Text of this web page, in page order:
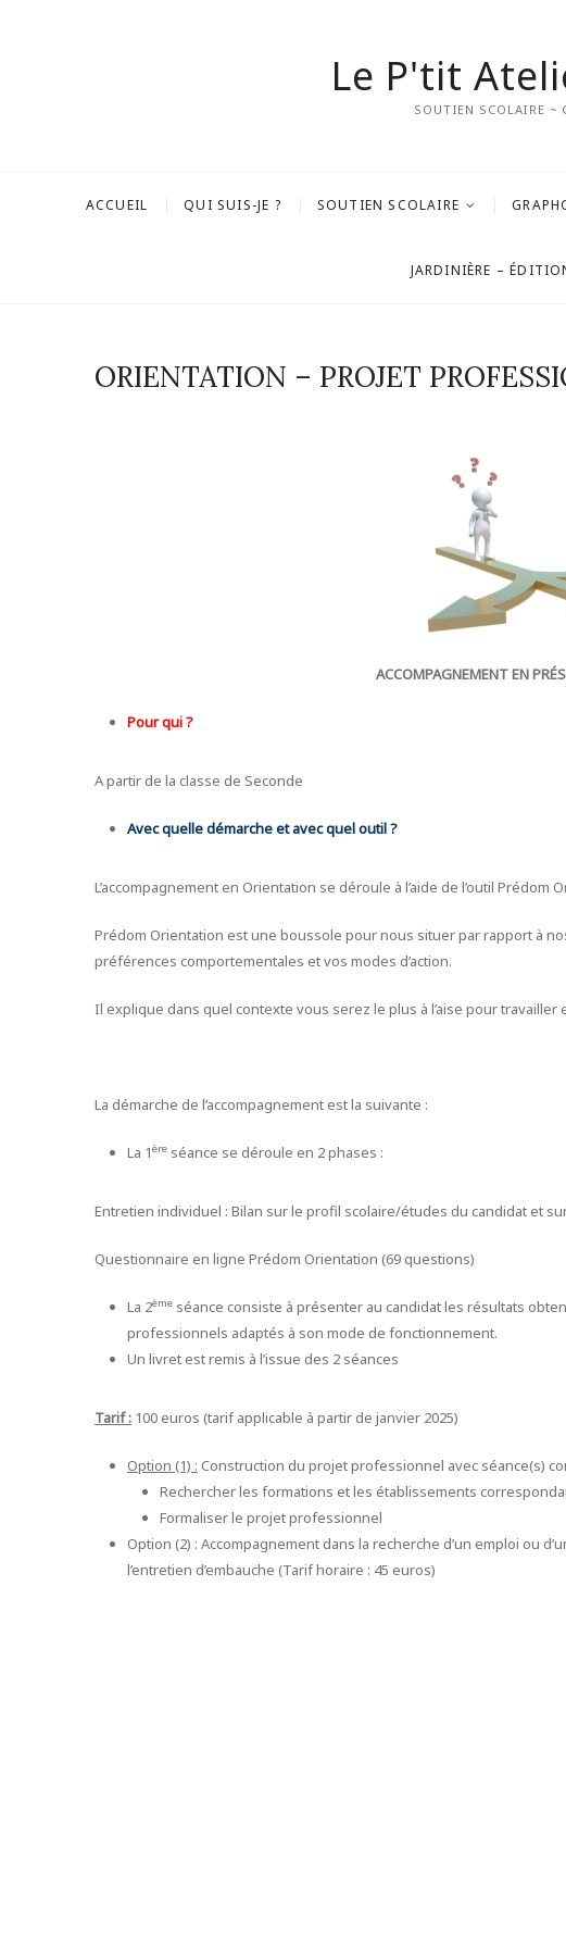
Le P'tit
SOUTIEN SCOLAIRE ~
ACCUEIL QUI SUIS-JE ? SOUTIEN SCOLAIRE
JARDINIÈRE –
ORIENTATION – PROJET
ACCOMPAGNEMENT EN
Pour qui ?
A partir de la classe de Seconde
Avec quelle démarche et avec quel outil ?
L’accompagnement en Orientation se déroule à l’aide de l’outil Prédom
Prédom Orientation est une boussole pour nous situer par rapport à
préférences comportementales et vos modes d’action.
Il explique dans quel contexte vous serez le plus à l’aise pour travailler
La démarche de l’accompagnement est la suivante :
La 1ère séance se déroule en 2 phases :
Entretien individuel : Bilan sur le profil scolaire/études du candidat et
Questionnaire en ligne Prédom Orientation (69 questions)
La 2ème séance consiste à présenter au candidat les résultats
professionnels adaptés à son mode de fonctionnement.
Un livret est remis à l’issue des 2 séances
Tarif : 100 euros (tarif applicable à partir de janvier 2025)
Option (1) : Construction du projet professionnel avec séance(s)
Rechercher les formations et les établissements
Formaliser le projet professionnel
Option (2) : Accompagnement dans la recherche d’un emploi ou
l’entretien d’embauche (Tarif horaire : 45 euros)